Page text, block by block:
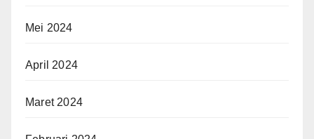
Mei 2024
April 2024
Maret 2024